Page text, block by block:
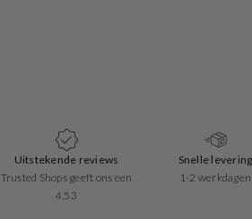
Uitstekende reviews
Trusted Shops geeft ons een
4.53
Snelle levering
1-2 werkdagen